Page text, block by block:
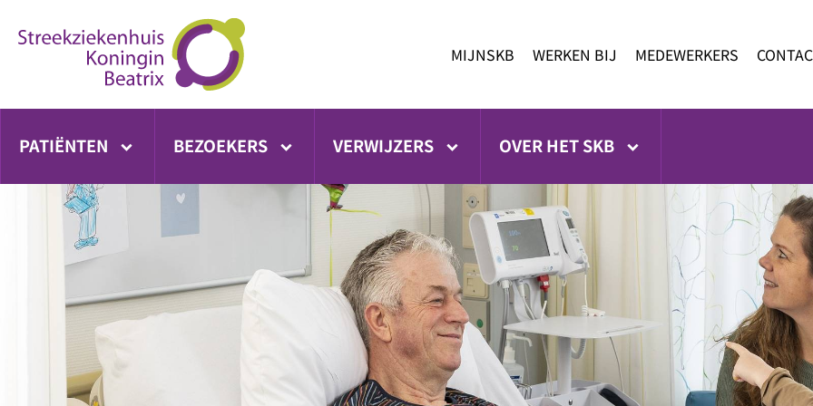
direct
MIJNSKB WERKEN BIJ MEDEWERKERS
PATIËNTEN BEZOEKERS VERWIJZERS OVER HET SKB